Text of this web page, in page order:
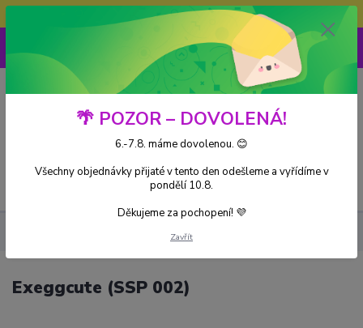
Doprava ZDARMA při nákupu nad 3000Kč
Menu
0 Kč
Exeggcute (SSP 002)
Exeggcute (SSP 002)
🌴 POZOR – DOVOLENÁ!
6.-7.8. máme dovolenou. 😊
Všechny objednávky přijaté v tento den odešleme a vyřídíme v
pondělí 10.8.
Děkujeme za pochopení! 💜
Zavřít